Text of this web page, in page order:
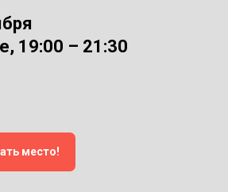
19:00 – 21:30
место!